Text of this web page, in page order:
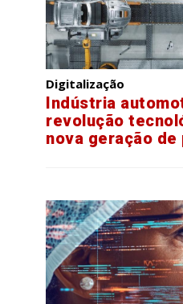
Digitalização
Indústria
revolução
nova geração